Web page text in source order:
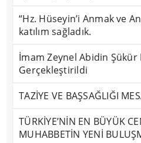
“Hz. Hüseyin’i Anmak ve
katılım sağladık.
İmam Zeynel Abidin Şükür
Gerçekleştirildi
TAZİYE VE BAŞSAĞLIĞI
TÜRKİYE’NİN EN BÜYÜK
MUHABBETİN YENİ